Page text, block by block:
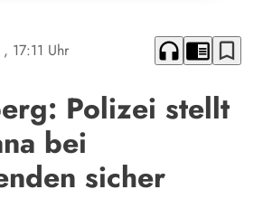
, 17:11 Uhr headphones chrome_reader_mode bookmark_border
Polizei stellt
bei
sicher